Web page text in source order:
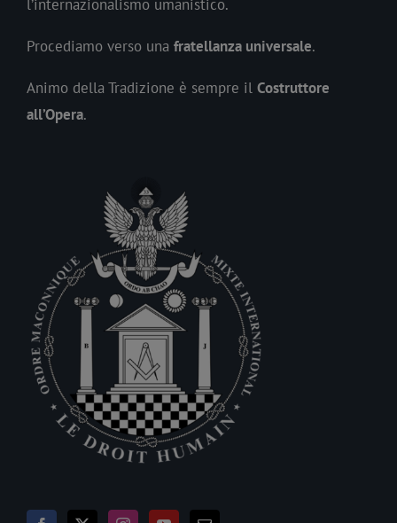
l’internazionalismo umanistico.
Procediamo verso una fratellanza universale.
Animo della Tradizione è sempre il Costruttore
all’Opera.